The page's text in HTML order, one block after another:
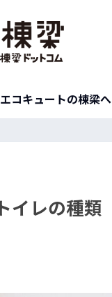
エコキュートの棟梁へ
イレの種類